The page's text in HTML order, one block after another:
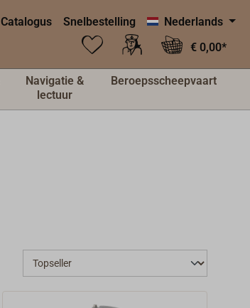
Catalogus Snelbestelling
Nederlands
€ 0,00*
Navigatie &
lectuur
Beroepsscheepvaart